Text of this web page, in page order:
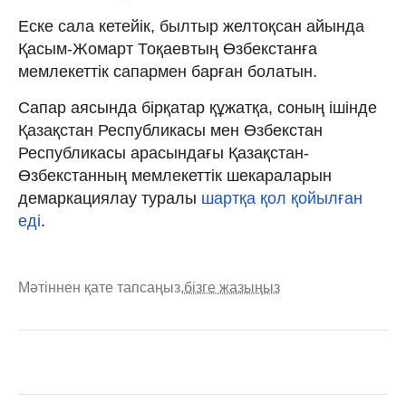
Еске сала кетейік, былтыр желтоқсан айында
Қасым-Жомарт Тоқаевтың Өзбекстанға
мемлекеттік сапармен барған болатын.
Сапар аясында бірқатар құжатқа, соның ішінде
Қазақстан Республикасы мен Өзбекстан
Республикасы арасындағы Қазақстан-
Өзбекстанның мемлекеттік шекараларын
демаркациялау туралы шартқа қол қойылған
еді.
Мәтіннен қате тапсаңыз,бізге жазыңыз